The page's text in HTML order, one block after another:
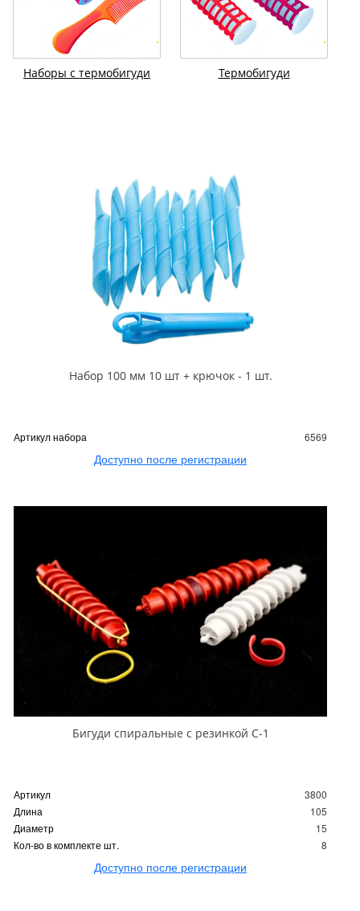
Наборы с термобигуди Термобигуди
Набор 100 мм 10 шт + крючок - 1 шт.
Артикул набора 6569
Доступно после регистрации
Бигуди спиральные с резинкой С-1
Артикул
3800
Длина
105
Диаметр
15
Кол-во в комплекте шт.
8
Доступно после регистрации